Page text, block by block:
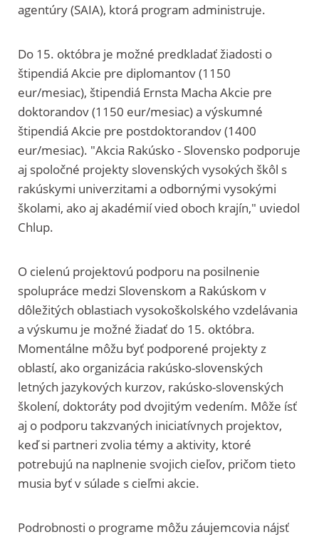
agentúry (SAIA), ktorá program administruje.
Do 15. októbra je možné predkladať žiadosti o
štipendiá Akcie pre diplomantov (1150
eur/mesiac), štipendiá Ernsta Macha Akcie pre
doktorandov (1150 eur/mesiac) a výskumné
štipendiá Akcie pre postdoktorandov (1400
eur/mesiac). "Akcia Rakúsko - Slovensko podporuje
aj spoločné projekty slovenských vysokých škôl s
rakúskymi univerzitami a odbornými vysokými
školami, ako aj akadémií vied oboch krajín," uviedol
Chlup.
O cielenú projektovú podporu na posilnenie
spolupráce medzi Slovenskom a Rakúskom v
dôležitých oblastiach vysokoškolského vzdelávania
a výskumu je možné žiadať do 15. októbra.
Momentálne môžu byť podporené projekty z
oblastí, ako organizácia rakúsko-slovenských
letných jazykových kurzov, rakúsko-slovenských
školení, doktoráty pod dvojitým vedením. Môže ísť
aj o podporu takzvaných iniciatívnych projektov,
keď si partneri zvolia témy a aktivity, ktoré
potrebujú na naplnenie svojich cieľov, pričom tieto
musia byť v súlade s cieľmi akcie.
Podrobnosti o programe môžu záujemcovia nájsť